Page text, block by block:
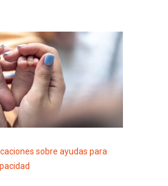
sobre ayudas para